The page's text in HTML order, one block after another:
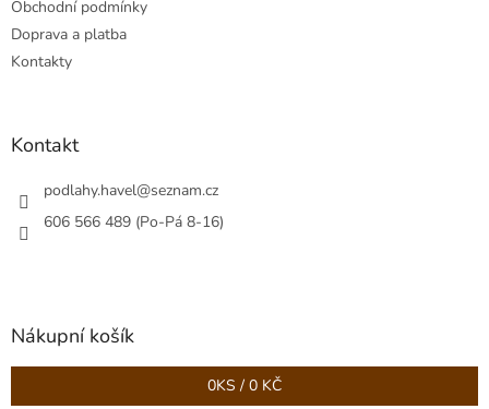
Obchodní podmínky
Doprava a platba
Kontakty
Kontakt
podlahy.havel@seznam.cz
606 566 489 (Po-Pá 8-16)
Nákupní košík
0KS / 0 KČ